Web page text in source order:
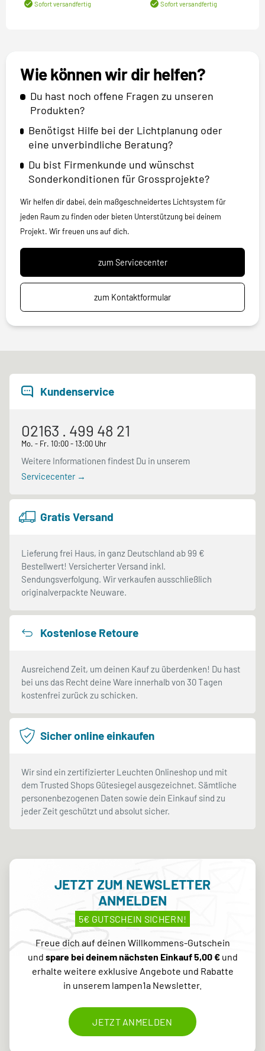
Sofort versandfertig Sofort versandfertig
Wie können wir dir helfen?
Du hast noch offene Fragen zu unseren
Produkten?
Benötigst Hilfe bei der Lichtplanung oder
eine unverbindliche Beratung?
Du bist Firmenkunde und wünschst
Sonderkonditionen für Grossprojekte?
Wir helfen dir dabei, dein maßgeschneidertes Lichtsystem für
jeden Raum zu finden oder bieten Unterstützung bei deinem
Projekt. Wir freuen uns auf dich.
zum Servicecenter
zum Kontaktformular
Kundenservice
02163 . 499 48 21
Mo. - Fr. 10:00 - 13:00 Uhr
Weitere Informationen findest Du in unserem
Servicecenter →
Gratis Versand
Lieferung frei Haus, in ganz Deutschland ab 99 €
Bestellwert! Versicherter Versand inkl.
Sendungsverfolgung. Wir verkaufen ausschließlich
originalverpackte Neuware.
Kostenlose Retoure
Ausreichend Zeit, um deinen Kauf zu überdenken! Du hast
bei uns das Recht deine Ware innerhalb von 30 Tagen
kostenfrei zurück zu schicken.
Sicher online einkaufen
Wir sind ein zertifizierter Leuchten Onlineshop und mit
dem Trusted Shops Gütesiegel ausgezeichnet. Sämtliche
personenbezogenen Daten sowie dein Einkauf sind zu
jeder Zeit geschützt und absolut sicher.
JETZT ZUM NEWSLETTER
ANMELDEN
5€ GUTSCHEIN SICHERN!
Freue dich auf deinen Willkommens-Gutschein
und spare bei deinem nächsten Einkauf 5,00 €und
erhalte weitere exklusive Angebote und Rabatte
in unserem lampen1a Newsletter.
JETZT ANMELDEN